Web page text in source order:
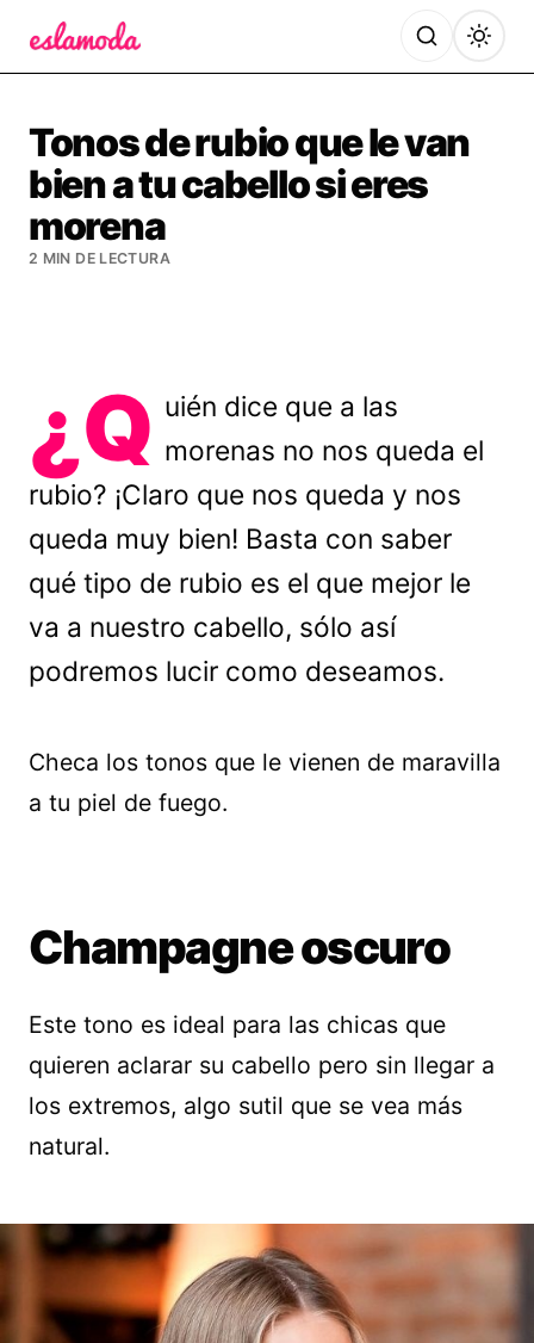
Tonos de rubio que le van
bien a tu cabello si eres
morena
2 MIN DE LECTURA
¿Q uién dice que a las
morenas no nos queda el
rubio? ¡Claro que nos queda y nos
queda muy bien! Basta con saber
qué tipo de rubio es el que mejor le
va a nuestro cabello, sólo así
podremos lucir como deseamos.
Checa los tonos que le vienen de maravilla
a tu piel de fuego.
Champagne oscuro
Este tono es ideal para las chicas que
quieren aclarar su cabello pero sin llegar a
los extremos, algo sutil que se vea más
natural.